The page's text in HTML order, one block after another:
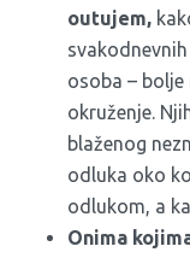
outujem,
osoba – bolje
okruženje.
blaženog
odluka oko
odlukom, a
Onima